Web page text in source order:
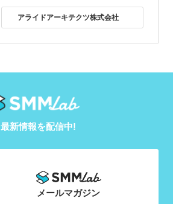
アライドアーキテクツ株式会社
最新情報を配信中!
メールマガジン